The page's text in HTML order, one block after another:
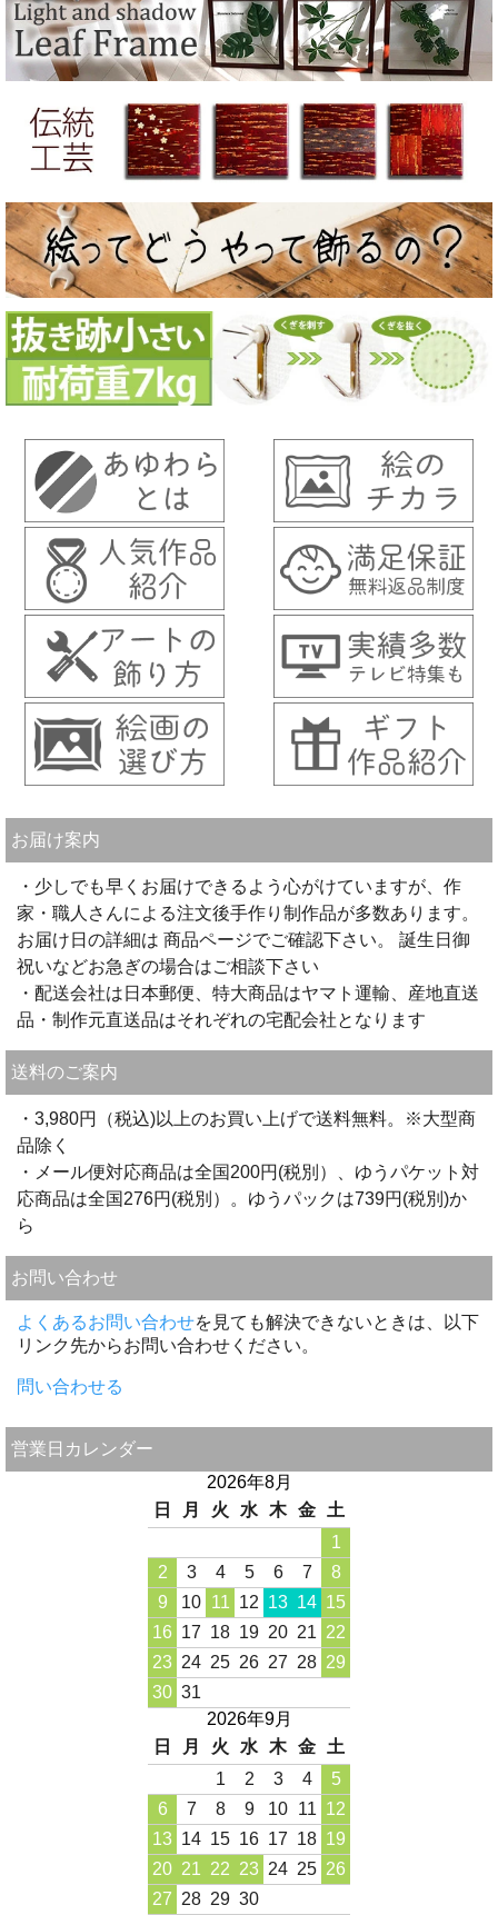
お届け案内
・少しでも早くお届けできるよう心がけていますが、作
家・職人さんによる注文後手作り制作品が多数あります。
お届け日の詳細は 商品ページでご確認下さい。 誕生日御
祝いなどお急ぎの場合はご相談下さい
・配送会社は日本郵便、特大商品はヤマト運輸、産地直送
品・制作元直送品はそれぞれの宅配会社となります
送料のご案内
・3,980円（税込)以上のお買い上げで送料無料。※大型商
品除く
・メール便対応商品は全国200円(税別）、ゆうパケット対
応商品は全国276円(税別）。ゆうパックは739円(税別)か
ら
お問い合わせ
よくあるお問い合わせを見ても解決できないときは、以下
リンク先からお問い合わせください。
問い合わせる
営業日カレンダー
2026年8月
日
月 火 水 木 金
土
1
2
3 4 5 6 7
8
9
10 11 12 13 14 15
16 17 18 19 20 21 22
23 24 25 26 27 28 29
30 31
2026年9月
日
月 火 水 木 金
土
1
2 3 4
5
6
7 8 9 10 11 12
13 14 15 16 17 18 19
20 21 22 23 24 25 26
27 28 29 30